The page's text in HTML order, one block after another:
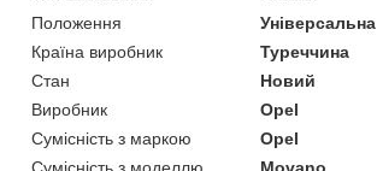
Положення
Універсальна
Країна виробник
Туреччина
Стан
Новий
Виробник
Opel
Сумісність з маркою
Opel
Сумісність з моделлю
Movano